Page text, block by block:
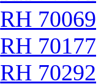
RH 70069
RH 70177
RH 70292